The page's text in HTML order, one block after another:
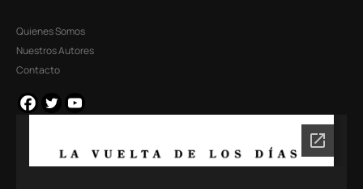
Quienes Somos
Nuestros Autores
Contacto